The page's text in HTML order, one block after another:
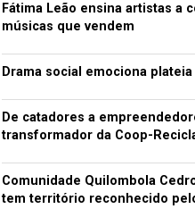
Fátima Leão ensina artistas a
músicas que vendem
Drama social emociona
De catadores a
transformador da Coop-
Comunidade Quilombola
tem território reconhecido